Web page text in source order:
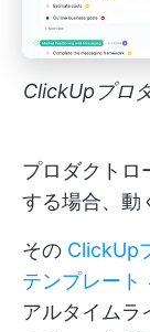
ClickUpプロ
プロダクトロ
する場合、動
その ClickUp
テンプレート
アルタイムラ